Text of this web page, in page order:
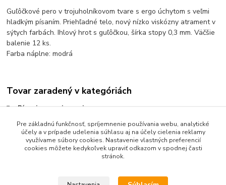
Guľôčkové pero v trojuholníkovom tvare s ergo úchytom s veľmi
hladkým písaním. Priehľadné telo, nový nízko viskózny atrament v
sýtych farbách. Ihlový hrot s guľôčkou, šírka stopy 0,3 mm. Väčšie
balenie 12 ks.
Farba náplne: modrá
Tovar zaradený v kategóriách
Písanie a popisovanie
Guľôčkové perá
Perá guľôčkové s vrchnákom
Pre základnú funkčnosť, spríjemnenie používania webu, analytické
účely a v prípade udelenia súhlasu aj na účely cielenia reklamy
využívame súbory cookies. Nastavenie vlastných preferencií
cookies môžete kedykoľvek upraviť odkazom v spodnej časti
stránok.